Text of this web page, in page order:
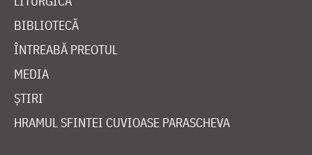
BIBLIOTECĂ
ÎNTREABĂ PREOTUL
MEDIA
ȘTIRI
HRAMUL SFINTEI CUVIOASE PARASCHEVA